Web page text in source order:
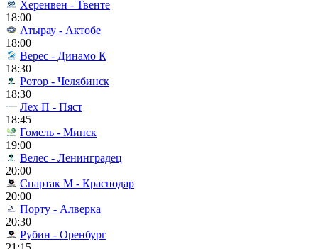
Херенвен - Твенте
18:00
Атырау - Актобе
18:00
Верес - Динамо К
18:30
Ротор - Челябинск
18:30
Лех П - Пяст
18:45
Гомель - Минск
19:00
Велес - Ленинградец
20:00
Спартак М - Краснодар
20:00
Порту - Алверка
20:30
Рубин - Оренбург